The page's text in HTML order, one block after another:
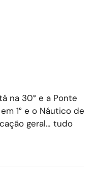
na 30° e a Ponte
1° e o Náutico de
geral… tudo